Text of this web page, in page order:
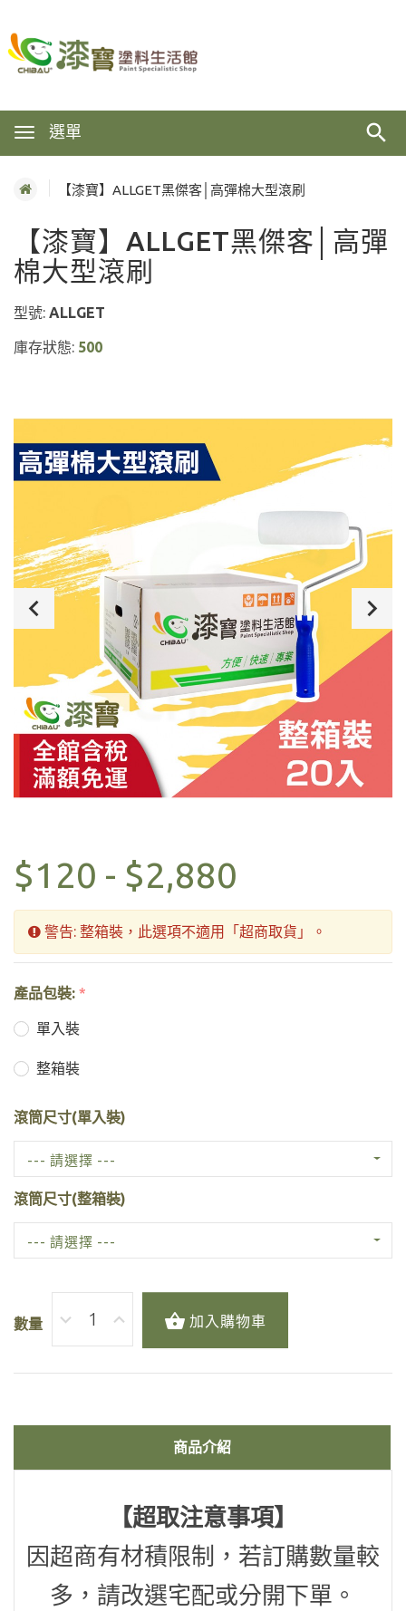
選單
【漆寶】ALLGET黑傑客│高彈棉大型滾刷
【漆寶】ALLGET黑傑客│高彈
棉大型滾刷
型號: ALLGET
庫存狀態: 500
$120 - $2,880
警告: 整箱裝，此選項不適用「超商取貨」。
產品包裝: *
單入裝
整箱裝
滾筒尺寸(單入裝)
--- 請選擇 ---
滾筒尺寸(整箱裝)
--- 請選擇 ---
數量 加入購物車
商品介紹
【超取注意事項】
因超商有材積限制，若訂購數量較
多，請改選宅配或分開下單。